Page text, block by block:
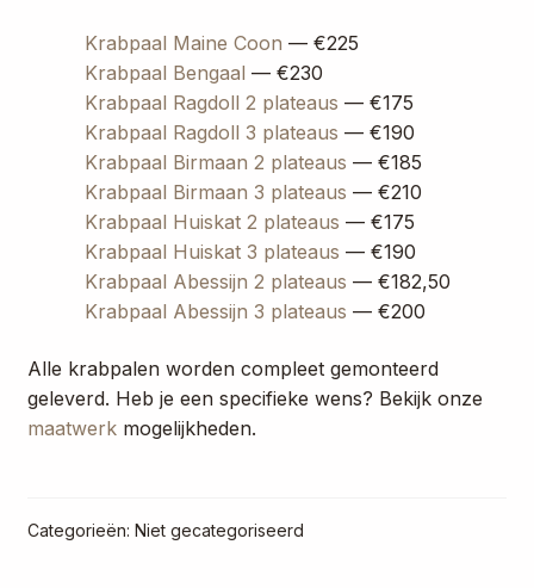
Krabpaal Maine Coon — €225
Krabpaal Bengaal — €230
Krabpaal Ragdoll 2 plateaus — €175
Krabpaal Ragdoll 3 plateaus — €190
Krabpaal Birmaan 2 plateaus — €185
Krabpaal Birmaan 3 plateaus — €210
Krabpaal Huiskat 2 plateaus — €175
Krabpaal Huiskat 3 plateaus — €190
Krabpaal Abessijn 2 plateaus — €182,50
Krabpaal Abessijn 3 plateaus — €200
Alle krabpalen worden compleet gemonteerd
geleverd. Heb je een specifieke wens? Bekijk onze
maatwerkmogelijkheden.
Categorieën: Niet gecategoriseerd